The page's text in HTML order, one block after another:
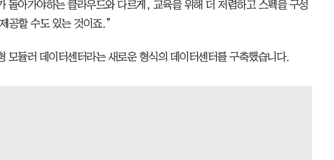
돌아가야하는 클라우드와 다르게, 교육을 위해 더 저렴하고 스펙을 구성
공할 수도 있는 것이죠.”
모듈러 데이터센터라는 새로운 형식의 데이터센터를 구축했습니다.